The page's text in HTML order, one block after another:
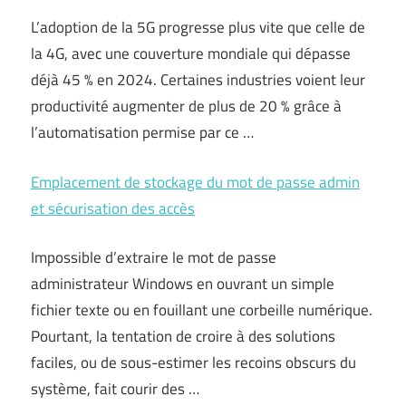
L’adoption de la 5G progresse plus vite que celle de
la 4G, avec une couverture mondiale qui dépasse
déjà 45 % en 2024. Certaines industries voient leur
productivité augmenter de plus de 20 % grâce à
l’automatisation permise par ce …
Emplacement de stockage du mot de passe admin
et sécurisation des accès
Impossible d’extraire le mot de passe
administrateur Windows en ouvrant un simple
fichier texte ou en fouillant une corbeille numérique.
Pourtant, la tentation de croire à des solutions
faciles, ou de sous-estimer les recoins obscurs du
système, fait courir des …